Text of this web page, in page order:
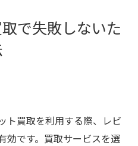
で失敗しないた
ト買取を利用する際、レビ
効です。買取サービスを選